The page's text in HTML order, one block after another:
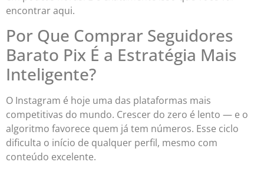
encontrar aqui.
Por Que Comprar Seguidores
Barato Pix É a Estratégia Mais
Inteligente?
O Instagram é hoje uma das plataformas mais
competitivas do mundo. Crescer do zero é lento — e o
algoritmo favorece quem já tem números. Esse ciclo
dificulta o início de qualquer perfil, mesmo com
conteúdo excelente.